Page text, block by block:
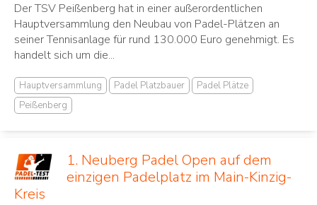
Der TSV Peißenberg hat in einer außerordentlichen
Hauptversammlung den Neubau von Padel-Plätzen an
seiner Tennisanlage für rund 130.000 Euro genehmigt. Es
handelt sich um die...
Hauptversammlung Padel Platzbauer
Padel Plätze
Peißenberg
1. Neuberg Padel Open auf dem
einzigen Padelplatz im Main-Kinzig-
Kreis